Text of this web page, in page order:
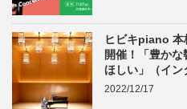
ヒビキpiano 本
開催！「豊か
ほしい」（イン
2022/12/17